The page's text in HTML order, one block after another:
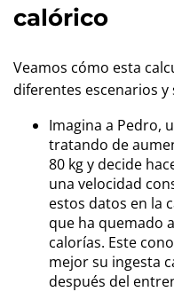
calórico
Veamos cómo esta
diferentes escenarios y
Imagina a Pedro,
tratando de
80 kg y decide
una velocidad
estos datos en la
que ha quemado
calorías. Este
mejor su ingesta
después del